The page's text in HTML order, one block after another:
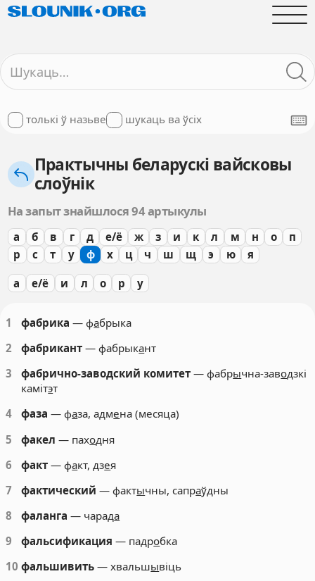
толькі ў назьве шукаць ва ўсіх
Практычны беларускі вайсковы
слоўнік
На запыт знайшлося 94 артыкулы
а б в г д е/ё ж з и к л м н о
п
р
с т у ф х ц ч ш щ э ю я
а е/ё и л о р у
1 фабрика — фабрыка
2
фабрикант — фабрыкант
3
фабрично-заводский комитет — фабрычна-заводзкі
камітэт
4
фаза — фаза, адмена (месяца)
5
факел — паходня
6
факт — факт, дзея
7
фактический — фактычны, сапраўдны
8
фаланга — чарада
9
фальсификация — падробка
10 фальшивить — хвальшывіць